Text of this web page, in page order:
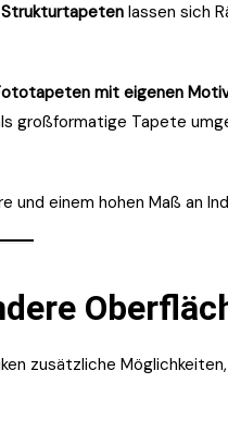
lassen sich
mit eigenen
großformatige Tapete
und einem hohen Maß an
zusätzliche Möglichkeiten,